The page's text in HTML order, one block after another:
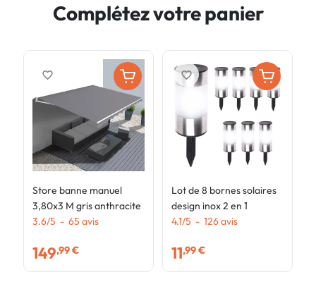
Complétez votre panier
Store banne manuel
3,80x3 M gris anthracite
3.6/5 - 65 avis
149,99 €
favorite_border
Lot de 8 bornes solaires
design inox 2 en 1
4.1/5 - 126avis
11,99 €
favorite_border